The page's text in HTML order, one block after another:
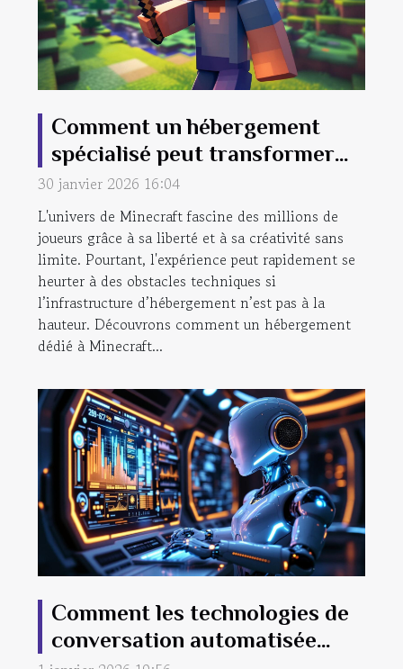
Comment un hébergement
spécialisé peut transformer
votre expérience Minecraft ?
30 janvier 2026 16:04
L'univers de Minecraft fascine des millions de
joueurs grâce à sa liberté et à sa créativité sans
limite. Pourtant, l'expérience peut rapidement se
heurter à des obstacles techniques si
l’infrastructure d’hébergement n’est pas à la
hauteur. Découvrons comment un hébergement
dédié à Minecraft...
Comment les technologies de
conversation automatisée